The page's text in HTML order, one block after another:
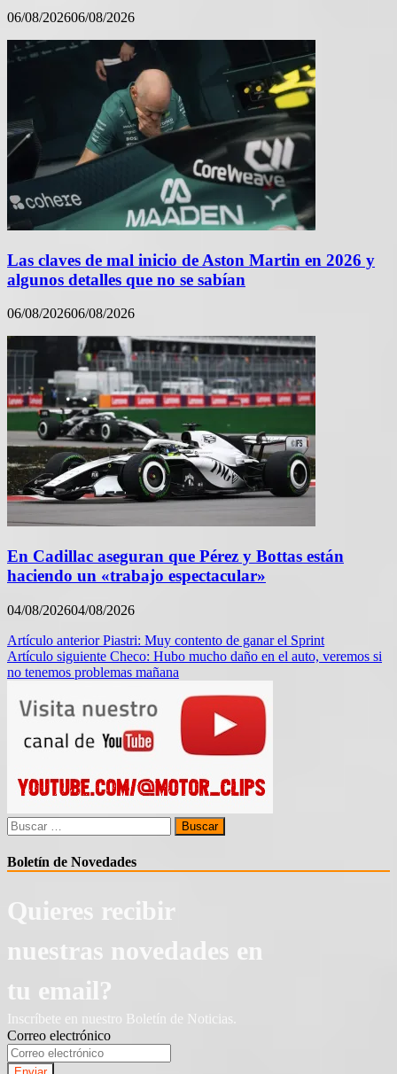
06/08/202606/08/2026
Las claves de mal inicio de Aston Martin en 2026 y
algunos detalles que no se sabían
06/08/202606/08/2026
En Cadillac aseguran que Pérez y Bottas están
haciendo un «trabajo espectacular»
04/08/202604/08/2026
Navegación
de
Artículo anterior Piastri: Muy contento de ganar el Sprint
Artículo siguiente Checo: Hubo mucho daño en el auto, veremos si
no tenemos problemas mañana
Buscar:
Boletín de Novedades
Quieres recibir
nuestras novedades en
tu email?
Inscríbete en nuestro Boletín de Noticias.
Correo electrónico